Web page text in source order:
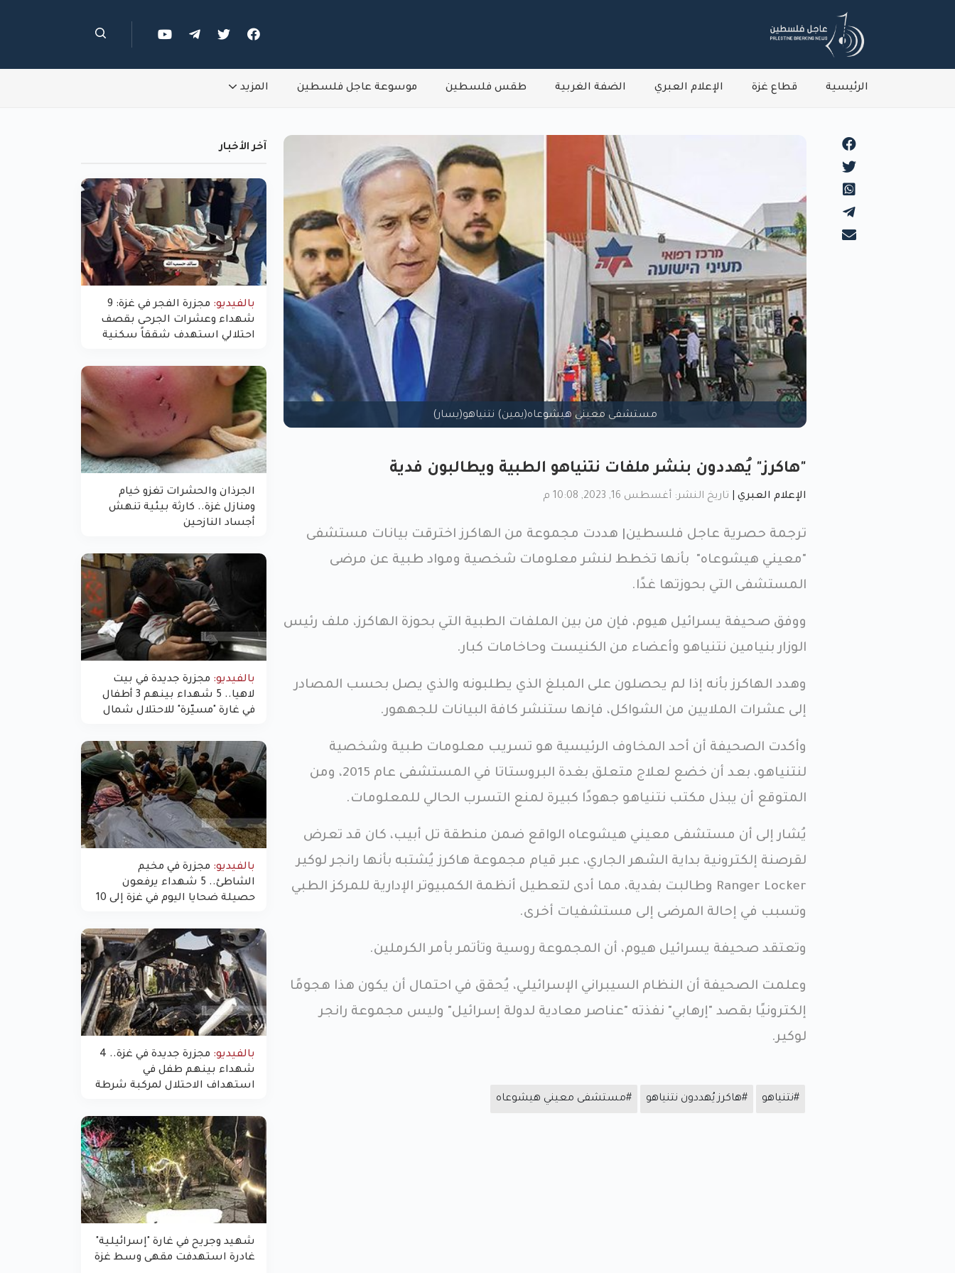
الرئيسية قطاع غزة الإعلام العبري الضفة الغربية طقس فلسطين موسوعة عاجل فلسطين المزيد
مستشفى معيني هيشوعاه(يمين) نتنياهو(يسار)
"هاكرز" يُهددون بنشر ملفات نتنياهو الطبية ويطالبون فدية
الإعلام العبري تاريخ النشر: أغسطس 16, 2023, 10:08 م
ترجمة حصرية عاجل فلسطين| هددت مجموعة من الهاكرز اخترقت بيانات مستشفى
"معيني هيشوعاه" بأنها تخطط لنشر معلومات شخصية ومواد طبية عن مرضى
المستشفى التي بحوزتها غدًا.
ووفق صحيفة يسرائيل هيوم، فإن من بين الملفات الطبية التي بحوزة الهاكرز، ملف رئيس
الوزار بنيامين نتنياهو وأعضاء من الكنيست وحاخامات كبار.
وهدد الهاكرز بأنه إذا لم يحصلون على المبلغ الذي يطلبونه والذي يصل بحسب المصادر
إلى عشرات الملايين من الشواكل، فإنها ستنشر كافة البيانات للجههور.
وأكدت الصحيفة أن أحد المخاوف الرئيسية هو تسريب معلومات طبية وشخصية
لنتنياهو، بعد أن خضع لعلاج متعلق بغدة البروستاتا في المستشفى عام 2015، ومن
المتوقع أن يبذل مكتب نتنياهو جهودًا كبيرة لمنع التسرب الحالي للمعلومات.
يُشار إلى أن مستشفى معيني هيشوعاه الواقع ضمن منطقة تل أبيب، كان قد تعرض
لقرصنة إلكترونية بداية الشهر الجاري، عبر قيام مجموعة هاكرز يُشتبه بأنها رانجر لوكير
Ranger Locker وطالبت بفدية، مما أدى لتعطيل أنظمة الكمبيوتر الإدارية للمركز الطبي
وتسبب في إحالة المرضى إلى مستشفيات أخرى.
وتعتقد صحيفة يسرائيل هيوم، أن المجموعة روسية وتأتمر بأمر الكرملين.
وعلمت الصحيفة أن النظام السيبراني الإسرائيلي، يُحقق في احتمال أن يكون هذا هجومًا
إلكترونيًا بقصد "إرهابي" نفذته "عناصر معادية لدولة إسرائيل" وليس مجموعة رانجر
لوكير.
#نتنياهو #هاكرز يُهددون نتنياهو #مستشفى معيني هيشوعاه
آخر الأخبار
بالفيديو:
مجزرة الفجر في غزة: 9
شهداء وعشرات الجرحى بقصف
احتلالي استهدف شققاً سكنية
الجرذان والحشرات تغزو خيام
ومنازل غزة.. كارثة بيئية تنهش
أجساد النازحين
بالفيديو: مجزرة جديدة في بيت
لاهيا.. 5 شهداء بينهم 3 أطفال
في غارة "مسيّرة" للاحتلال شمال
بالفيديو: مجزرة في مخيم
الشاطئ.. 5 شهداء يرفعون
حصيلة ضحايا اليوم في غزة إلى 10
بالفيديو:
مجزرة جديدة في غزة.. 4
شهداء بينهم طفل في
استهداف الاحتلال لمركبة شرطة
شهيد وجريح في غارة "إسرائيلية"
غادرة استهدفت مقهى وسط غزة